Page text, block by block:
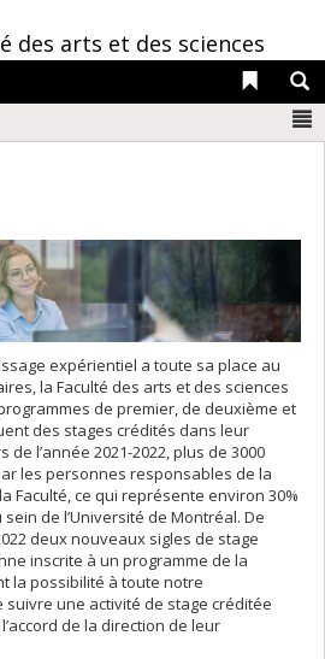
des arts et des sciences
Liens
expérientiel a toute sa place au
la Faculté des arts et des sciences
de premier, de deuxième et
des stages crédités dans leur
l’année 2021-2022, plus de 3000
les personnes responsables de la
Faculté, ce qui représente environ 30%
de l’Université de Montréal. De
deux nouveaux sigles de stage
inscrite à un programme de la
la possibilité à toute notre
une activité de stage créditée
de la direction de leur